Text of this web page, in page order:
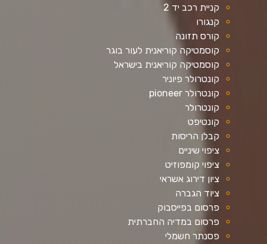
קניית רכב יד 2
קנגורו
קורס תזונה
קוסמטיקה קוריאנית לעור בוגר
קוסמטיקה קוריאנית בישראל
קונטרולר פיוניר
קונטרולר pioneer
קונטרולר
קונטיפט
קבלן הריסות
ציפוי שיניים
ציפוי קומפוזיט
ציון דירוג אשראי
ציוד הגברה
פרסום בפייסבוק
פרסום במדיה החברתית
פסנתר חשמלי